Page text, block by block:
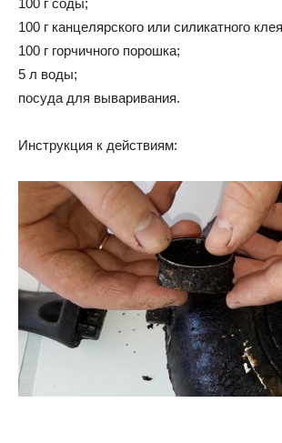
100 г соды;
100 г канцелярского или силикатного
100 г горчичного порошка;
5 л воды;
посуда для вываривания.
Инструкция к действиям: